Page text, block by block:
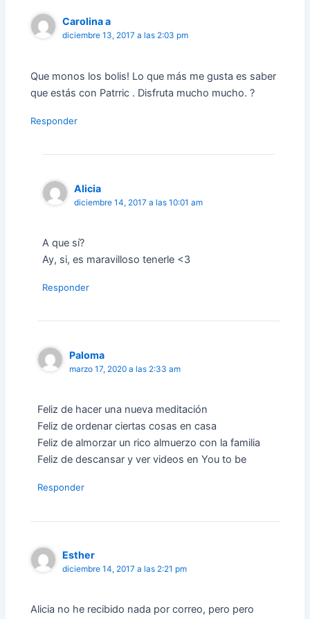
Carolina a
diciembre 13, 2017 a las 2:03 pm
Que monos los bolis! Lo que más me gusta es saber
que estás con Patrric . Disfruta mucho mucho. ?
Responder
Alicia
diciembre 14, 2017 a las 10:01 am
A que sí?
Ay, si, es maravilloso tenerle <3
Responder
Paloma
marzo 17, 2020 a las 2:33 am
Feliz de hacer una nueva meditación
Feliz de ordenar ciertas cosas en casa
Feliz de almorzar un rico almuerzo con la familia
Feliz de descansar y ver videos en You to be
Responder
Esther
diciembre 14, 2017 a las 2:21 pm
Alicia no he recibido nada por correo, pero pero